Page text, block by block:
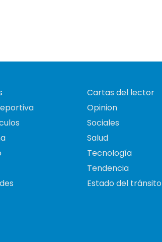
Cartas del lector
Opinion
Sociales
Salud
Tecnología
Tendencia
Estado del tránsito